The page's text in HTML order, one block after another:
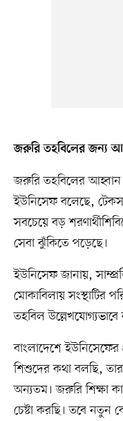
জরুরি তহবিলের জন্য
জরুরি তহবিলের আহ্বান
ইউনিসেফ বলেছে,
সবচেয়ে বড়
সেবা ঝুঁকিতে পড়েছে।
ইউনিসেফ জানায়,
মোকাবিলায় সংস্থাটির
তহবিল উল্লেখযোগ্যভাবে
বাংলাদেশে ইউনিসেফের
শিশুদের কথা বলছি,
অন্যতম। জরুরি শিক্ষা
চেষ্টা করছি। তবে